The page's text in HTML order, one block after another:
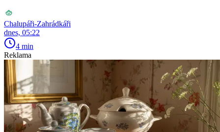
Chalupáři-Zahrádkáři
dnes, 05:22
4 min
Reklama